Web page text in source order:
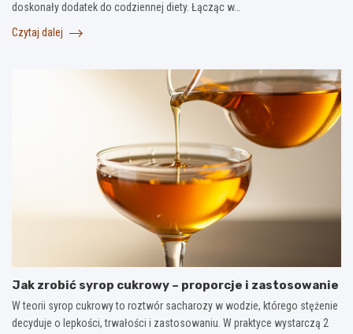
doskonały dodatek do codziennej diety. Łącząc w…
Czytaj dalej
Jak zrobić syrop cukrowy – proporcje i zastosowanie
W teorii syrop cukrowy to roztwór sacharozy w wodzie, którego stężenie
decyduje o lepkości, trwałości i zastosowaniu. W praktyce wystarczą 2